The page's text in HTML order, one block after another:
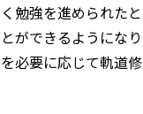
く勉強を進められた
とができるようにな
を必要に応じて軌道